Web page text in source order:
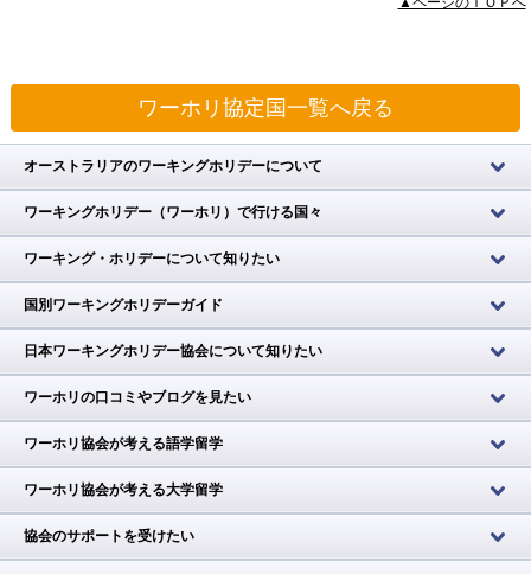
ワーホリ協定国一覧へ戻る
オーストラリアのワーキングホリデーについて
ワーキングホリデー（ワーホリ）で行ける国々
ワーキング・ホリデーについて知りたい
国別ワーキングホリデーガイド
日本ワーキングホリデー協会について知りたい
ワーホリの口コミやブログを見たい
ワーホリ協会が考える語学留学
ワーホリ協会が考える大学留学
協会のサポートを受けたい